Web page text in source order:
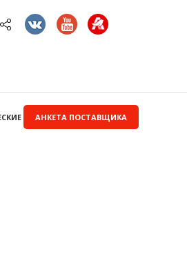
АНКЕТА ПОСТАВЩИКА
ЗАКУПКИ